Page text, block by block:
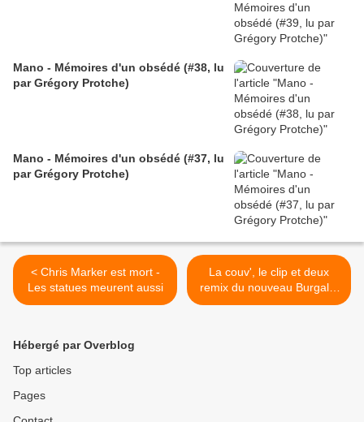
Mano - Mémoires d'un obsédé (#38, lu
par Grégory Protche)
Mano - Mémoires d'un obsédé (#37, lu
par Grégory Protche)
< Chris Marker est mort -
Les statues meurent aussi
La couv', le clip et deux
remix du nouveau Burgalat
>
Hébergé par Overblog
Top articles
Pages